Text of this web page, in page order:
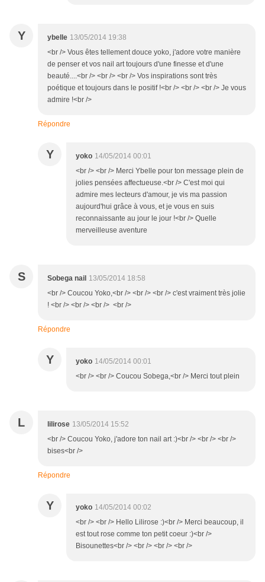
Y ybelle 13/05/2014 19:38
<br /> Vous êtes tellement douce yoko, j'adore votre manière
de penser et vos nail art toujours d'une finesse et d'une
beauté....<br /> <br /> <br /> Vos inspirations sont très
poétique et toujours dans le positif !<br /> <br /> <br /> Je vous
admire !<br />
Répondre
Y yoko 14/05/2014 00:01
<br /> <br /> Merci Ybelle pour ton message plein de
jolies pensées affectueuse.<br /> C'est moi qui
admire mes lecteurs d'amour, je vis ma passion
aujourd'hui grâce à vous, et je vous en suis
reconnaissante au jour le jour !<br /> Quelle
merveilleuse aventure
S Sobega nail 13/05/2014 18:58
<br /> Coucou Yoko,<br /> <br /> <br /> c'est vraiment très jolie
! <br /> <br /> <br /> <br />
Répondre
Y yoko 14/05/2014 00:01
<br /> <br /> Coucou Sobega,<br /> Merci tout plein
L lilirose 13/05/2014 15:52
<br /> Coucou Yoko, j'adore ton nail art :)<br /> <br /> <br />
bises<br />
Répondre
Y yoko 14/05/2014 00:02
<br /> <br /> Hello Lilirose :)<br /> Merci beaucoup, il
est tout rose comme ton petit coeur :)<br />
Bisounettes<br /> <br /> <br /> <br />